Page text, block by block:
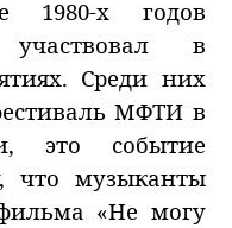
1980-х годов
участвовал в
Среди них
МФТИ в
это событие
что музыканты
«Не могу